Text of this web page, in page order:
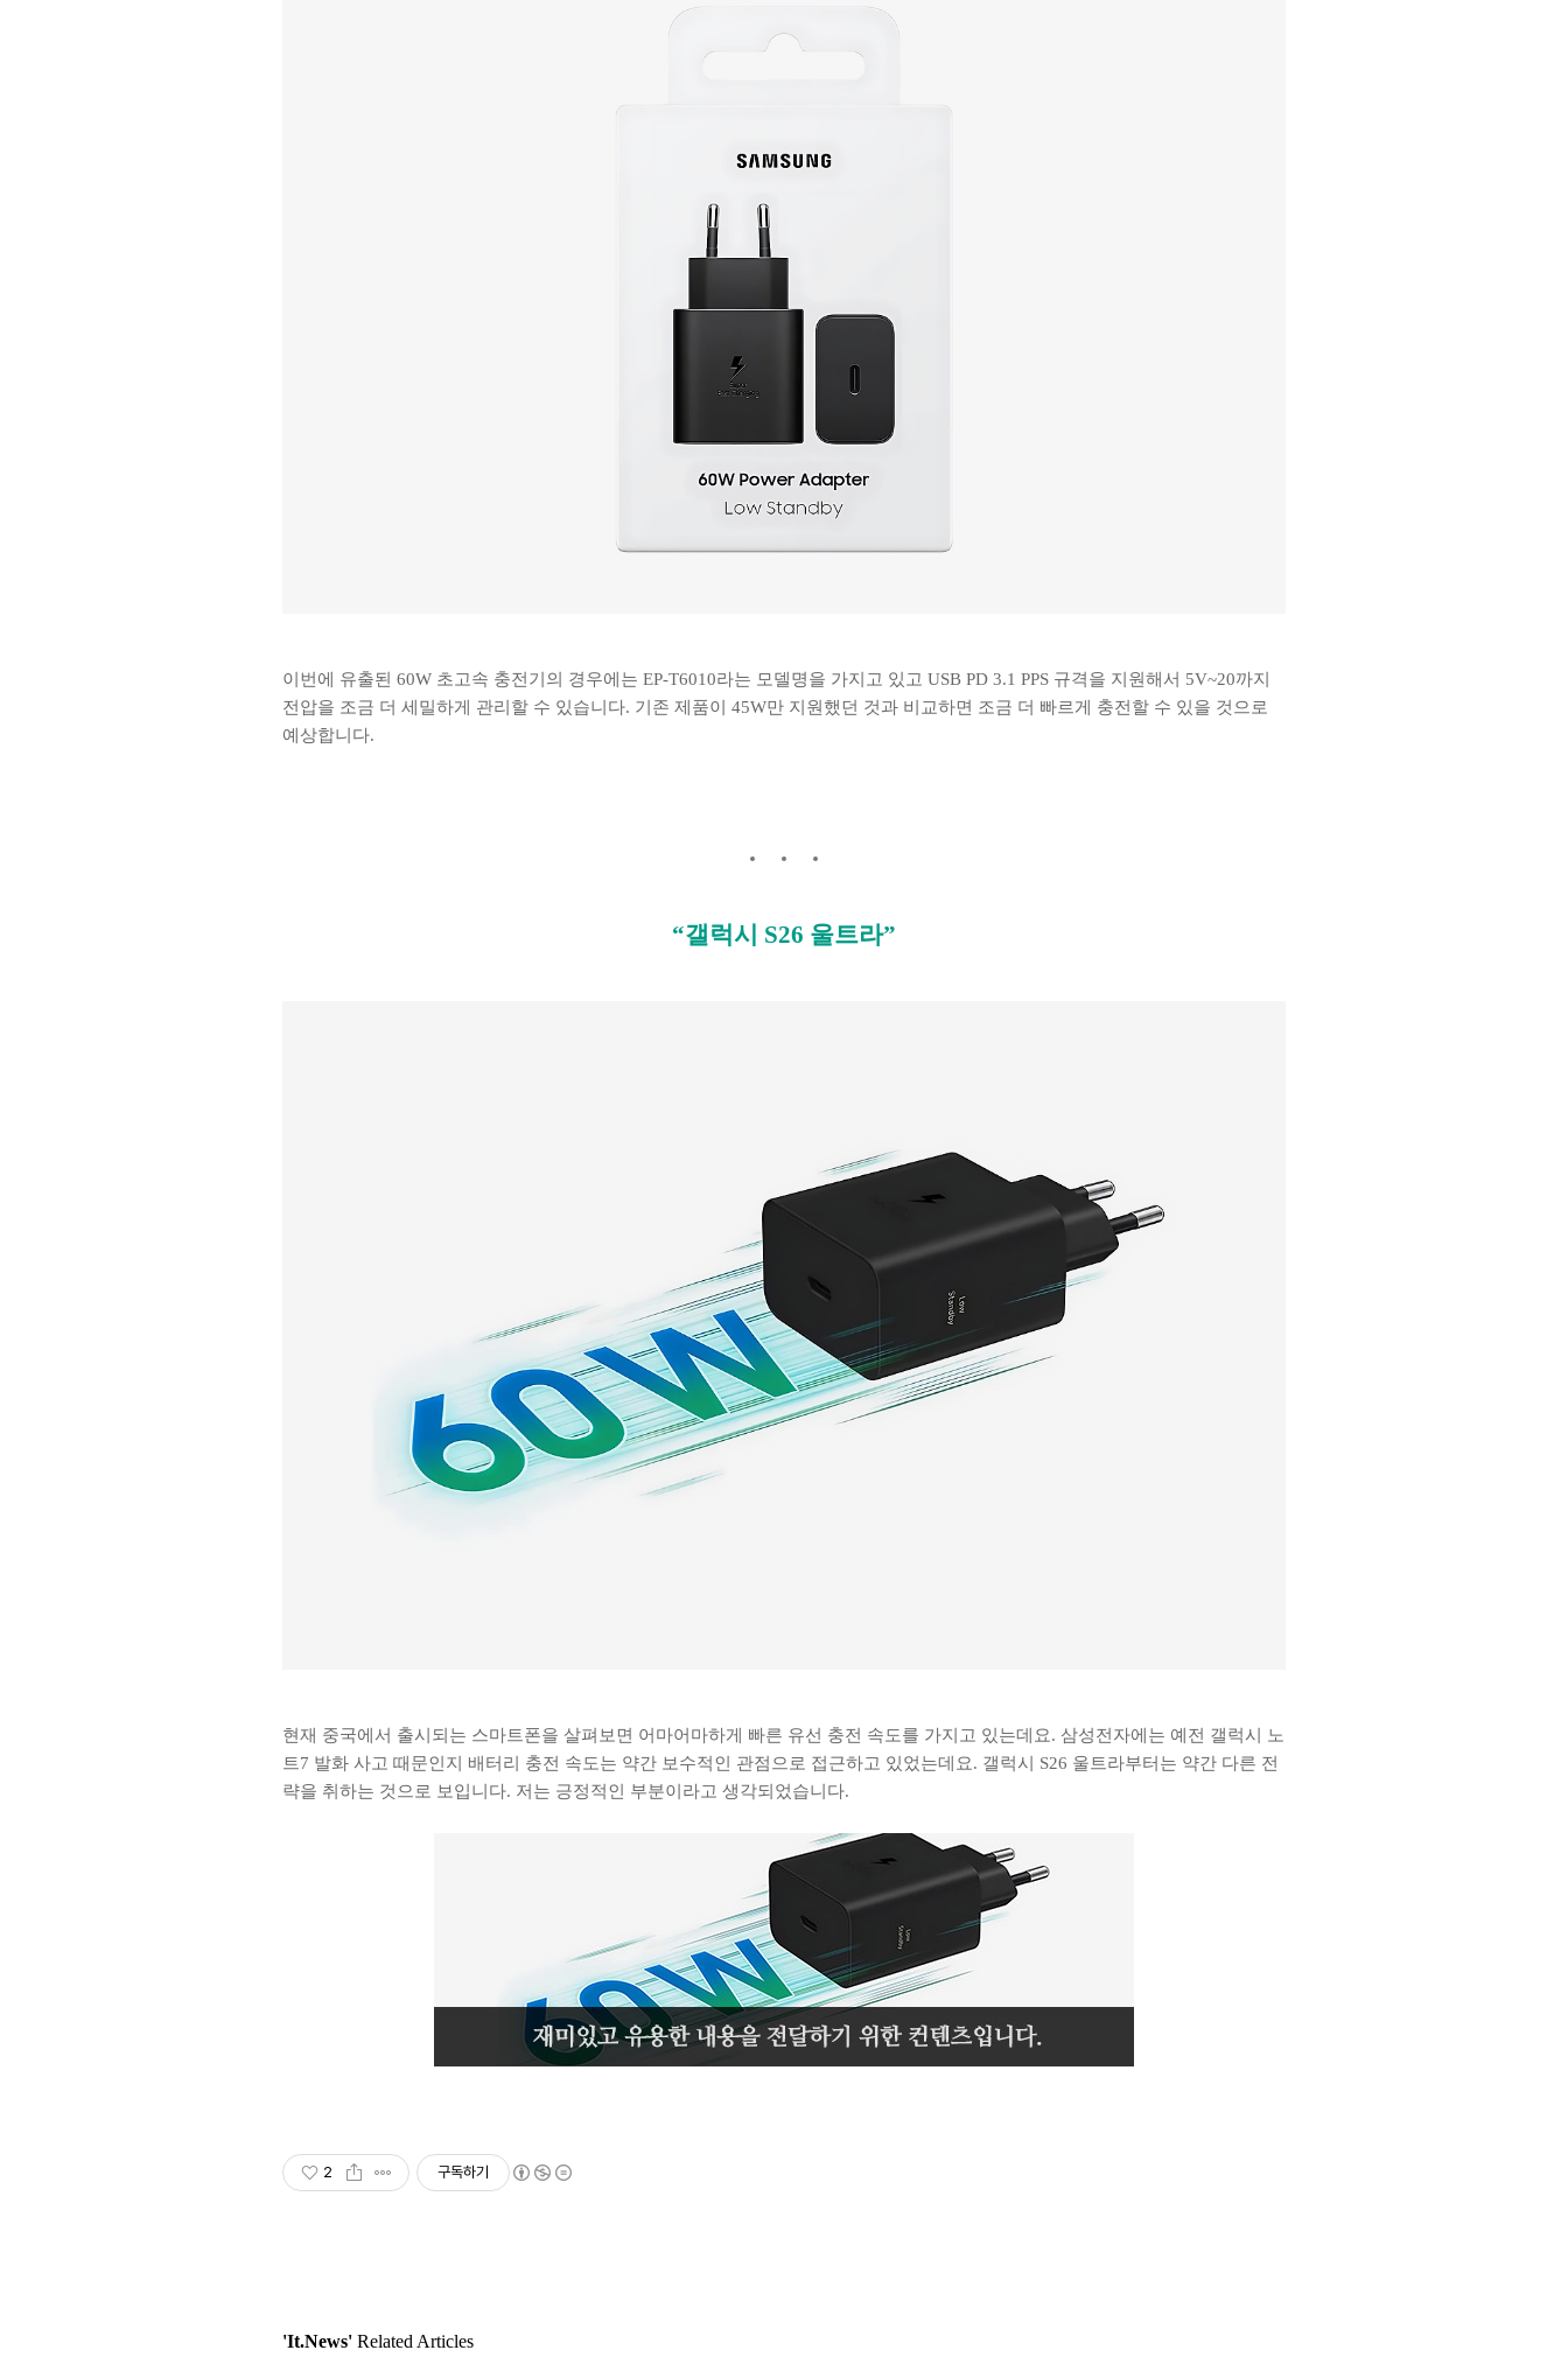
이번에 유출된 60W 초고속 충전기의 경우에는 EP-T6010라는 모델명을 가지고 있고 USB PD 3.1 PPS 규격을 지원해서 5V~20까지
전압을 조금 더 세밀하게 관리할 수 있습니다. 기존 제품이 45W만 지원했던 것과 비교하면 조금 더 빠르게 충전할 수 있을 것으로
예상합니다.
“갤럭시 S26 울트라”
현재 중국에서 출시되는 스마트폰을 살펴보면 어마어마하게 빠른 유선 충전 속도를 가지고 있는데요. 삼성전자에는 예전 갤럭시 노
트7 발화 사고 때문인지 배터리 충전 속도는 약간 보수적인 관점으로 접근하고 있었는데요. 갤럭시 S26 울트라부터는 약간 다른 전
략을 취하는 것으로 보입니다. 저는 긍정적인 부분이라고 생각되었습니다.
2 구독하기
'It.News' Related Articles